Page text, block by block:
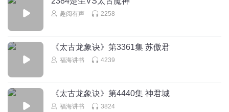
趣阅有声 2258
《太古龙象诀》第3361集 苏傲君
福海讲书 4239
《太古龙象诀》第4440集 神君城
福海讲书 3824